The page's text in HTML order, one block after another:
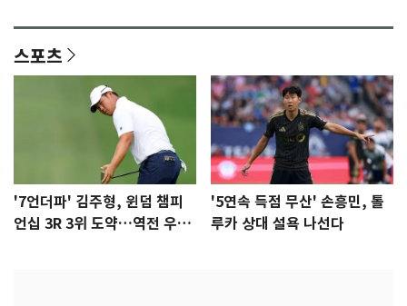
스포츠
'7언더파' 김주형, 윈덤 챔피
언십 3R 3위 도약…역전 우승
'5연속 득점 무산' 손흥민, 톨
루카 상대 설욕 나선다